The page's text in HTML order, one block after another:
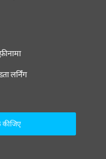
लर्निंग
कीजिए